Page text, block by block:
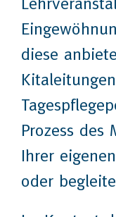
diese
Prozess des
Ihrer
oder